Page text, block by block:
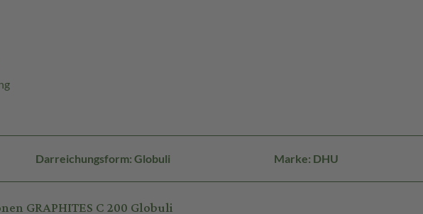
Darreichungsform: Globuli Marke: DHU
GRAPHITES C 200 Globuli